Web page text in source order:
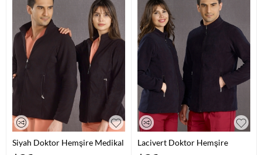
olan ATT, saha personelleri de kullanabilmektedir.
Hastane polarlarının yanı sıra sıcak tutan sweatshirtlerde en kaliteli
üretim ile sayfamızda online satışa hazırdır. Boynu saran, üst kısmında
yer alan tercihe göre düğümleyebileceğiniz düğmeli modeldir. Saks
mavi renk seçeneği ile sayfamızda görebilirsiniz.
Siyah Doktor Hemşire Medikal
Polar Ceket Polar Kumaş
Lacivert Doktor Hemşire
Medikal Polar Ceket Polar